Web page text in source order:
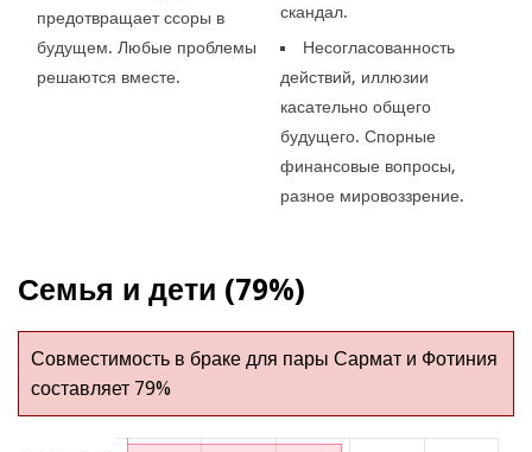
предотвращает ссоры в
будущем. Любые проблемы
решаются вместе.
скандал.
Несогласованность
действий, иллюзии
касательно общего
будущего. Спорные
финансовые вопросы,
разное мировоззрение.
Семья и дети (79%)
Совместимость в браке для пары Сармат и Фотиния
составляет 79%